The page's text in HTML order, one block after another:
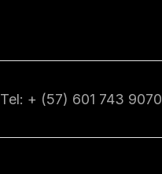
Tel: + (57) 601 743 9070